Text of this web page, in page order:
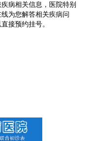
病相关信息，医院特别
为您解答相关疾病问
接预约挂号。